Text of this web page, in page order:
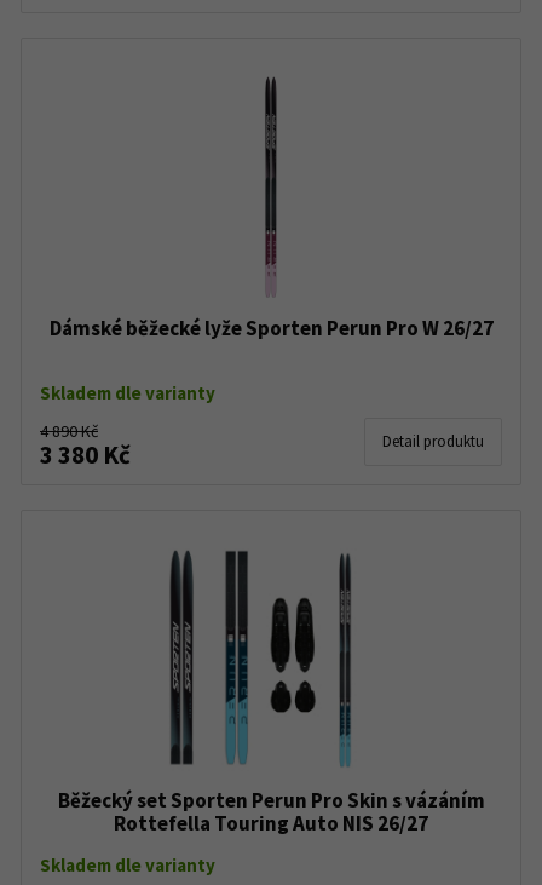
Dámské běžecké lyže Sporten Perun Pro W 26/27
Skladem dle varianty
4 890 Kč
3 380 Kč Detail produktu
Běžecký set Sporten Perun Pro Skin s vázáním
Rottefella Touring Auto NIS 26/27
Skladem dle varianty